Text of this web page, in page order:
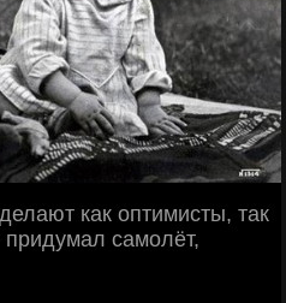
как оптимисты, так
самолёт,